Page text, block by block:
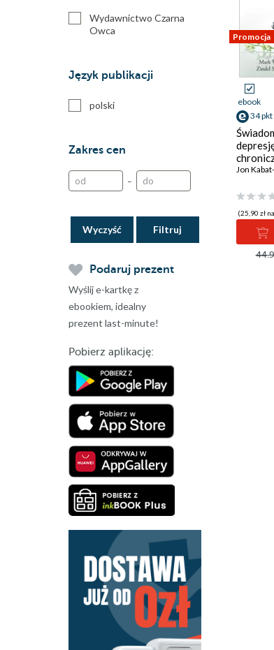
Wydawnictwo Czarna
Owca
Język publikacji
polski
Zakres cen
–
Wyczyść
Podaruj prezent
Wyślij e-kartkę z
ebookiem, idealny
prezent last-minute!
Pobierz aplikację:
Promocja
ebook
34 pkt
Jon
(25,90 zł